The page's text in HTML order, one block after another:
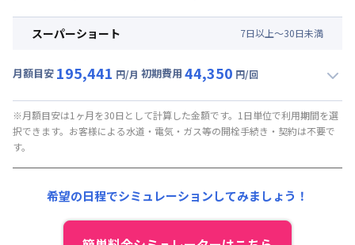
契約事務手数料 : 9,000円/回 (税抜)
その他費用 :
初期費用
契約事務手数料 : 9,000円/回 (税抜)
月額賃料目安(30日利用)
光熱費他 : 19,110円/月 (637円/日) (税抜)
その他費用 :
管理費: 18,000円/月 (600円/日)
初期費用
契約事務手数料 : 9,000円/回 (税抜)
スーパーショート 7日以上～30日未満
月額目安 195,441 円/月 初期費用 44,350 円/回
月額賃料目安(30日利用)
賃料 : 142,200円/月 (4,740円/日) (税抜)
光熱費他 :
その他費用 :
18,000円/月 (600円/日)
※月額目安は1ヶ月を30日として計算した金額です。1日単位で利用期間を選
択できます。お客様による水道・電気・ガス等の開栓手続き・契約は不要で
す。
希望の日程でシミュレーションしてみましょう！